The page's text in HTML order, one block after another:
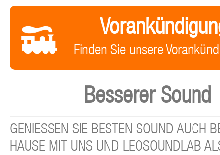
Finden Sie unsere
Besserer Sound
GENIESSEN SIE BESTEN SOUND AUCH
HAUSE MIT UNS UND LEOSOUNDLAB